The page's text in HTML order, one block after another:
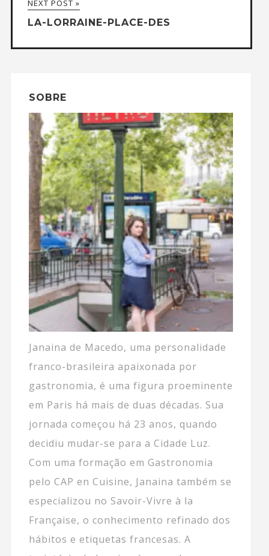
NEXT POST »
LA-LORRAINE-PLACE-DES
SOBRE
Janaina de Macedo, uma personalidade
franco-brasileira apaixonada por
gastronomia, é uma figura proeminente
em Paris há mais de duas décadas. Sua
jornada começou há 23 anos, quando
decidiu mudar-se para a Cidade Luz.
Com uma formação em Gastronomia
pelo CAP en Cuisine, Janaina também se
especializou no Savoir-Vivre à la
Française, o conhecimento refinado dos
hábitos e etiquetas francesas. A